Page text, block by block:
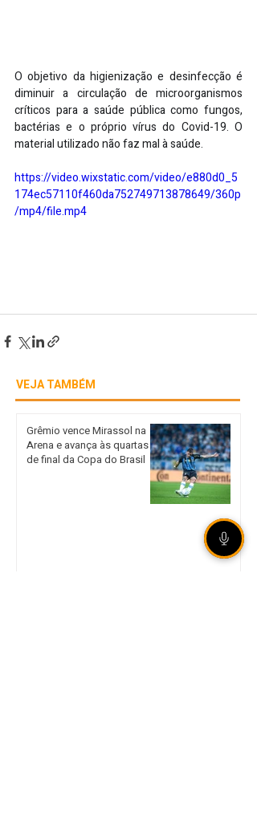
O objetivo da higienização e desinfecção é
diminuir a circulação de microorganismos
críticos para a saúde pública como fungos,
bactérias e o próprio vírus do Covid-19. O
material utilizado não faz mal à saúde.
https://video.wixstatic.com/video/e880d0_5
174ec57110f460da752749713878649/360p
/mp4/file.mp4
VEJA TAMBÉM
Grêmio vence Mirassol na
Arena e avança às quartas
de final da Copa do Brasil